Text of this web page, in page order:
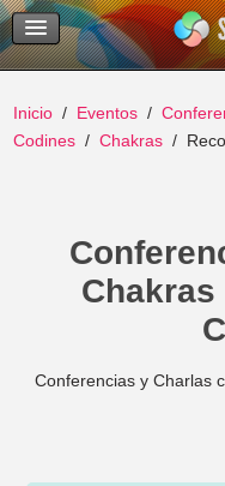
Temas
Buscar
Inicio Eventos
Codines
Chakras
Chakras
Conferencias y Charlas